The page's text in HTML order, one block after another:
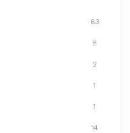
63
8
2
1
1
14